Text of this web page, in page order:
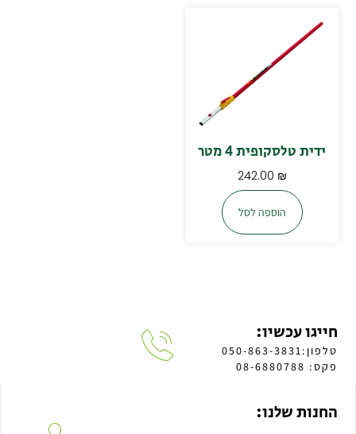
ידית טלסקופית 4 מטר
242.00 ₪
הוספה לסל
חייגו עכשיו:
טלפון:050-863-3831
פקס: 08-6880788
החנות שלנו: